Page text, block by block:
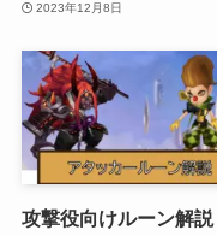
2023年12月8日
攻撃役向けルーン解説